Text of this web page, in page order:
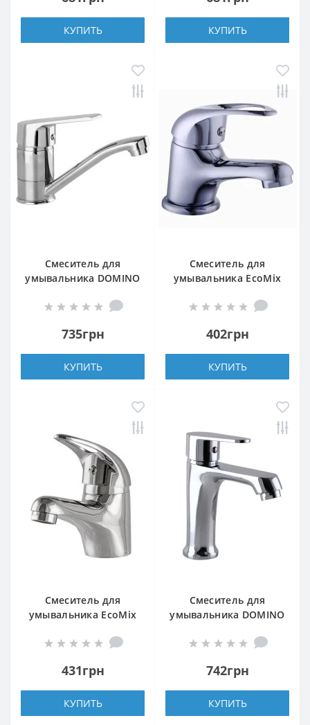
КУПИТЬ КУПИТЬ
Смеситель для
умывальника DOMINO
735грн
КУПИТЬ
Смеситель для
умывальника EcoMix
402грн
КУПИТЬ
Смеситель для
умывальника EcoMix
431грн
КУПИТЬ
Смеситель для
умывальника DOMINO
742грн
КУПИТЬ